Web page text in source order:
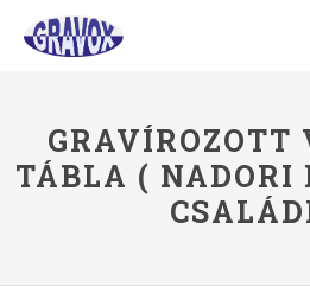
GRAVÍROZOTT
TÁBLA ( NADORI